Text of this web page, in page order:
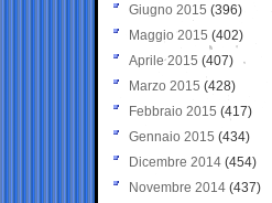
Giugno 2015 (396)
Maggio 2015 (402)
Aprile 2015 (407)
Marzo 2015 (428)
Febbraio 2015 (417)
Gennaio 2015 (434)
Dicembre 2014 (454)
Novembre 2014 (437)